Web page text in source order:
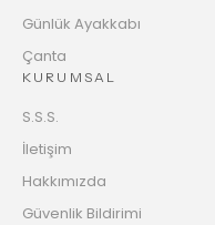
Günlük Ayakkabı
Çanta
KURUMSAL
S.S.S.
İletişim
Hakkımızda
Güvenlik Bildirimi